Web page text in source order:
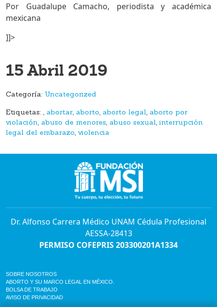
Por Guadalupe Camacho, periodista y académica
mexicana
]]>
15 Abril 2019
Categoría: Uncategorized
Etiquetas: , abortar, aborto, aborto legal, aborto por
violación, abuso de menores, abuso sexual,interrupción
legal del embarazo, violencia
Dr. Alfonso Carrera Médico UNAM Cédula Profesional
AESSA-28413
PERMISO COFEPRIS 203300201A1334
SOBRE NOSOTROS
ABORTO Y SU MARCO LEGAL EN MÉXICO.
BOLSA DE TRABAJO
AVISO DE PRIVACIDAD